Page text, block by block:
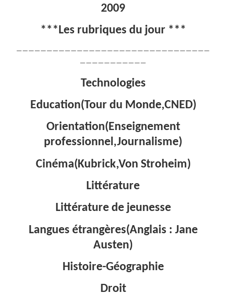
2009
***Les rubriques du jour ***
————————————————————————————————
———————————
Technologies
Education(Tour du Monde,CNED)
Orientation(Enseignement
professionnel,Journalisme)
Cinéma(Kubrick,Von Stroheim)
Littérature
Littérature de jeunesse
Langues étrangères(Anglais : Jane
Austen)
Histoire-Géographie
Droit